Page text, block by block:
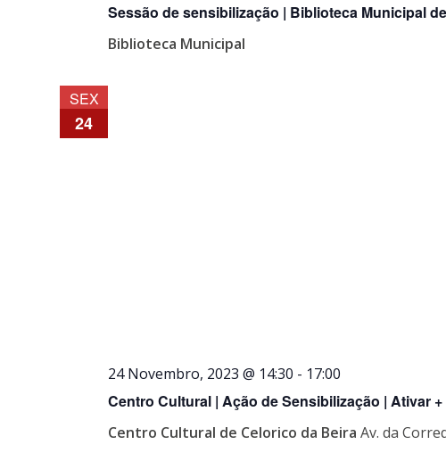
Sessão de sensibilização | Biblioteca Municipal
Biblioteca Municipal
SEX
24
Centro Cultural | Ação de Sensibilização | Ativar +
24 Novembro, 2023 @ 14:30 - 17:00
Centro Cultural de Celorico da Beira Av. da